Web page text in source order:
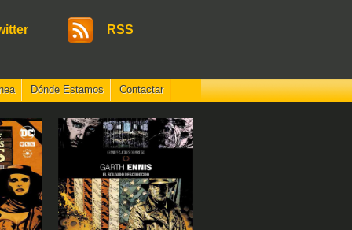
RSS
Dónde Estamos Contactar